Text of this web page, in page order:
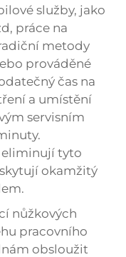
služby, jako
práce na
metody
prováděné
čas na
a umístění
servisním
eliminují tyto
okamžitý
nůžkových
pracovního
obsloužit